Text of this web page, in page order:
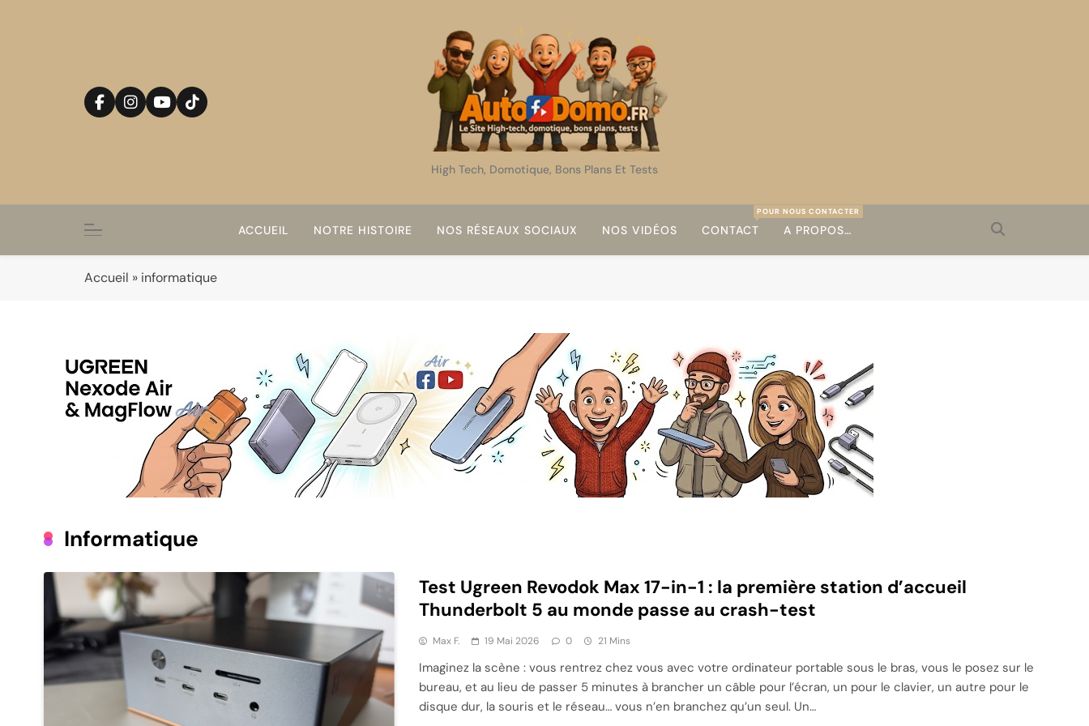
AutoDomo
High Tech, Domotique, Bons Plans Et Tests
ACCUEIL NOTRE HISTOIRE NOS RÉSEAUX SOCIAUX NOS VIDÉOS CONTACT
POUR NOUS CONTACTER
A PROPOS…
Accueil » informatique
Informatique
Test Ugreen Revodok Max 17-in-1 : la première station d’accueil
Thunderbolt 5 au monde passe au crash-test
Max F. 19 Mai 2026 0 21 Mins
Imaginez la scène : vous rentrez chez vous avec votre ordinateur portable sous le bras, vous le posez sur le
bureau, et au lieu de passer 5 minutes à brancher un câble pour l’écran, un pour le clavier, un autre pour le
disque dur, la souris et le réseau… vous n’en branchez qu’un seul. Un…